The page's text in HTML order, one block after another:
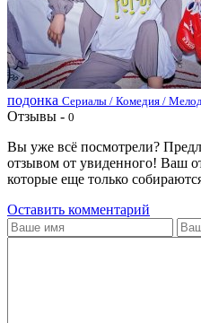
подонка Сериалы / Комедия /
Отзывы - 0
Вы уже всё посмотрели?
отзывом от увиденного! Ваш
которые еще только
Оставить комментарий